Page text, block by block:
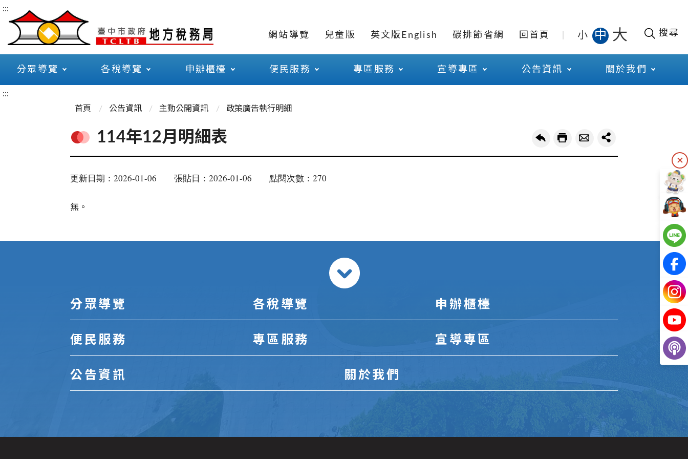
:::
網站導覽 兒童版 英文版English 碳排節省網 回首頁 小 中 大 搜尋
分眾導覽 各稅導覽 申辦櫃檯 便民服務 專區服務 宣導專區 公告資訊 關於我們
:::
首頁
公告資訊 主動公開資訊 政策廣告執行明細
114年12月明細表
更新日期：2026-01-06 張貼日：2026-01-06 點閱次數：270
無。
分眾導覽 各稅導覽 申辦櫃檯
便民服務 專區服務 宣導專區
公告資訊 關於我們